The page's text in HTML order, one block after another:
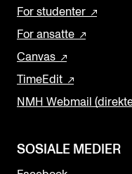
For studenter
For ansatte
Canvas
TimeEdit
NMH Webmail
SOSIALE MEDIER